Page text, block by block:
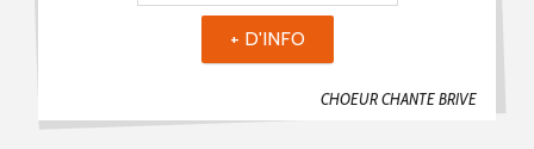
CHOEUR CHANTE BRIVE
+ D'INFO